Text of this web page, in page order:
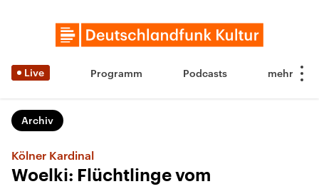
Live Programm Podcasts
Archiv
Kölner Kardinal
Woelki: Flüchtlinge vom